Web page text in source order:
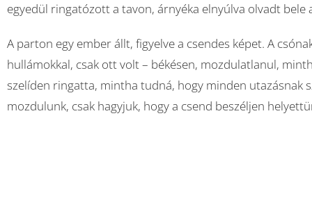
egyedül ringatózott a tavon, árnyéka elnyúlva olvadt bele
A parton egy ember állt, figyelve a csendes képet. A
hullámokkal, csak ott volt – békésen, mozdulatlanul,
szelíden ringatta, mintha tudná, hogy minden utazásnak
mozdulunk, csak hagyjuk, hogy a csend beszéljen